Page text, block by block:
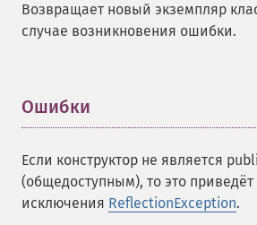
Возвращает новый экземпляр
случае возникновения ошибки.
Ошибки
Если конструктор не является
(общедоступным), то это приведёт
исключения ReflectionException.